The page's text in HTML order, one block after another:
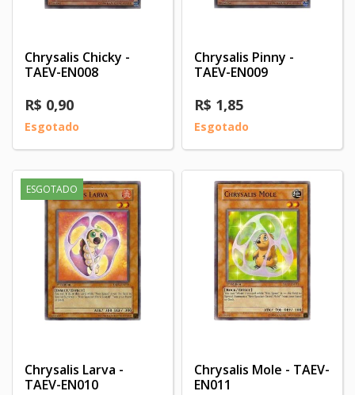
Chrysalis Chicky -
TAEV-EN008
R$ 0,90
Esgotado
Chrysalis Pinny -
TAEV-EN009
R$ 1,85
Esgotado
ESGOTADO
Chrysalis Larva -
TAEV-EN010
Chrysalis Mole - TAEV-
EN011